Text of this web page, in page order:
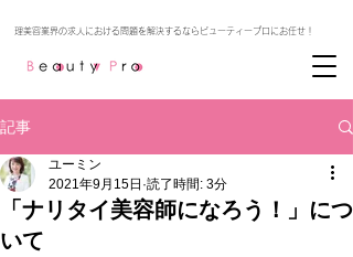
記事
「ナリタイ美容師になろう！」につ
いて
ユーミン
2021年9月15日 読了時間: 3分